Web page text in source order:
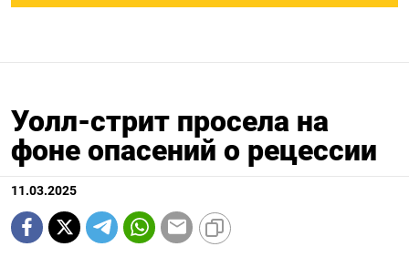
Уолл-стрит просела на
фоне опасений о рецессии
11.03.2025